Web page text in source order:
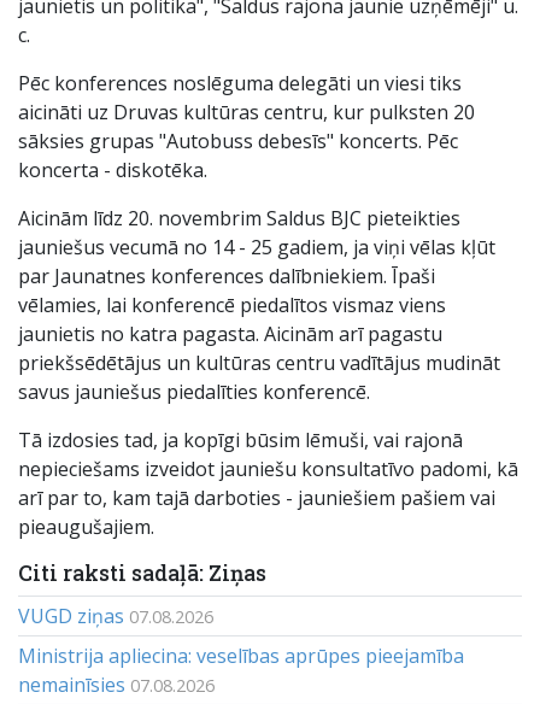
jaunietis un politika", "Saldus rajona jaunie uzņēmēji" u.
c.
Pēc konferences noslēguma delegāti un viesi tiks
aicināti uz Druvas kultūras centru, kur pulksten 20
sāksies grupas "Autobuss debesīs" koncerts. Pēc
koncerta - diskotēka.
Aicinām līdz 20. novembrim Saldus BJC pieteikties
jauniešus vecumā no 14 - 25 gadiem, ja viņi vēlas kļūt
par Jaunatnes konferences dalībniekiem. Īpaši
vēlamies, lai konferencē piedalītos vismaz viens
jaunietis no katra pagasta. Aicinām arī pagastu
priekšsēdētājus un kultūras centru vadītājus mudināt
savus jauniešus piedalīties konferencē.
Tā izdosies tad, ja kopīgi būsim lēmuši, vai rajonā
nepieciešams izveidot jauniešu konsultatīvo padomi, kā
arī par to, kam tajā darboties - jauniešiem pašiem vai
pieaugušajiem.
Citi raksti sadaļā: Ziņas
VUGD ziņas 07.08.2026
Ministrija apliecina: veselības aprūpes pieejamība
nemainīsies 07.08.2026